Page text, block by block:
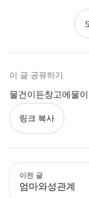
이 글 공유하기
물건이든창고에물
링크 복사
이전 글
엄마와성관계